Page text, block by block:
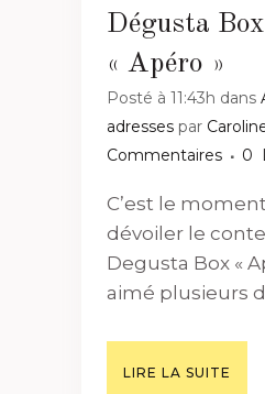
Dégusta
« Apéro »
Posté à 11:43h dans
adresses par
Commentaires
0
C’est le
dévoiler le
Degusta Box «
aimé plusieurs
LIRE LA SUITE